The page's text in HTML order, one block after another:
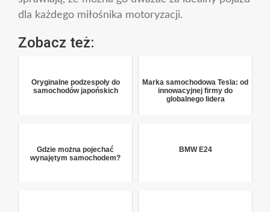
dla każdego miłośnika motoryzacji.
Zobacz też:
Oryginalne podzespoły do
samochodów japońskich
Marka samochodowa Tesla: od
innowacyjnej firmy do
globalnego lidera
Gdzie można pojechać
wynajętym samochodem?
BMW E24